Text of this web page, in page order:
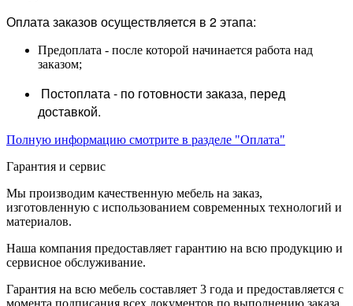
Оплата заказов осуществляется в 2 этапа:
Предоплата - после которой начинается работа над
заказом;
Постоплата - по готовности заказа, перед
доставкой.
Полную информацию смотрите в разделе "Оплата"
Гарантия и сервис
Мы производим качественную мебель на заказ,
изготовленную с использованием современных технологий и
материалов.
Наша компания предоставляет гарантию на всю продукцию и
сервисное обслуживание.
Гарантия на всю мебель составляет 3 года и предоставляется с
момента подписания всех документов по выполнению заказа.